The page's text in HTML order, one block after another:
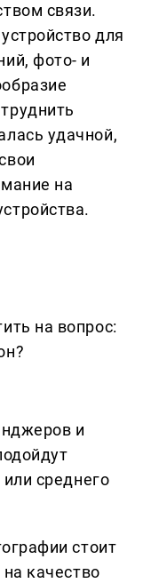
связи.
для
фото- и
удачной,
на
на вопрос:
и
среднего
стоит
качество